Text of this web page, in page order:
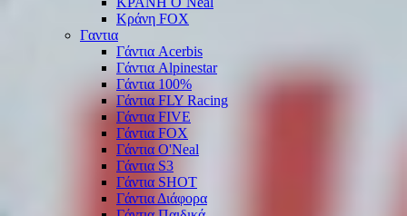
Κράνη FOX
Γαντια
Γάντια Acerbis
Γάντια Alpinestar
Γάντια 100%
Γάντια FLY Racing
Γάντια FIVE
Γάντια FOX
Γάντια O'Νeal
Γάντια S3
Γάντια SHOT
Γάντια Διάφορα